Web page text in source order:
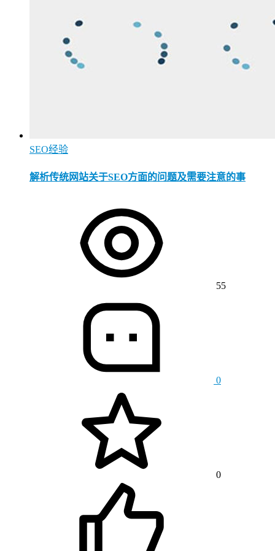
SEO经验
解析传统网站关于SEO方面的问题及需要注意的事
55
0
0